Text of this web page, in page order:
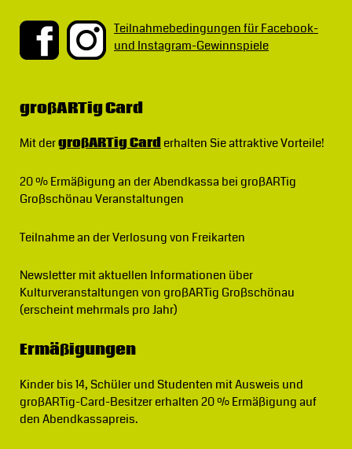
Teilnahmebedingungen für Facebook-
und Instagram-Gewinnspiele
großARTig Card
Mit dergroßARTig Carderhalten Sie attraktive Vorteile!
20 % Ermäßigungan der Abendkassa bei großARTig
Großschönau Veranstaltungen
Teilnahme an der Verlosung von Freikarten
Newslettermit aktuellen Informationen über
Kulturveranstaltungen von großARTig Großschönau
(erscheint mehrmals pro Jahr)
Ermäßigungen
Kinder bis 14, Schüler und Studenten mit Ausweis und
großARTig-Card-Besitzer erhalten 20 % Ermäßigung auf
den Abendkassapreis.